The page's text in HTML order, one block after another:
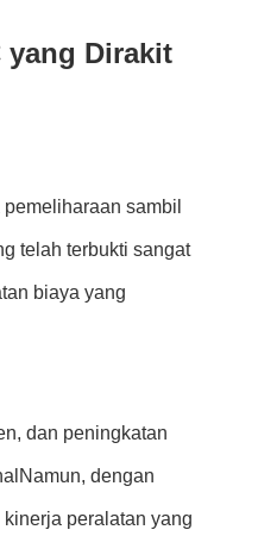
yang Dirakit
sambil
telah terbukti sangat
biaya yang
dan peningkatan
dengan
peralatan yang